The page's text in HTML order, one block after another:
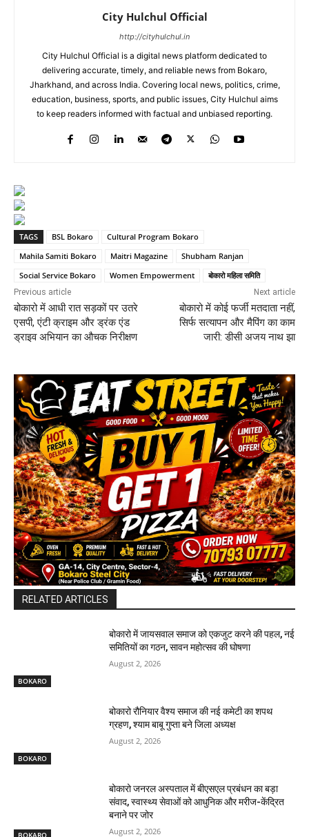
City Hulchul Official
http://cityhulchul.in
City Hulchul Official is a digital news platform dedicated to
delivering accurate, timely, and reliable news from Bokaro,
Jharkhand, and across India. Covering local news, politics, crime,
education, business, sports, and public issues, City Hulchul aims
to keep readers informed with factual and unbiased reporting.
TAGS BSL Bokaro
Cultural Program Bokaro
Mahila Samiti Bokaro
Maitri Magazine
Shubham Ranjan
Social Service Bokaro
Women Empowerment बोकारो महिला समिति
Previous article
बोकारो में आधी रात सड़कों पर उतरे
एसपी, एंटी क्राइम और ड्रंक एंड
ड्राइव अभियान का औचक निरीक्षण
Next article
बोकारो में कोई फर्जी मतदाता नहीं,
सिर्फ सत्यापन और मैपिंग का काम
जारी: डीसी अजय नाथ झा
RELATED ARTICLES
BOKARO
बोकारो में जायसवाल समाज को एकजुट करने की पहल, नई
समितियों का गठन, सावन महोत्सव की घोषणा
August 2, 2026
BOKARO
बोकारो रौनियार वैश्य समाज की नई कमेटी का शपथ
ग्रहण, श्याम बाबू गुप्ता बने जिला अध्यक्ष
August 2, 2026
बोकारो जनरल अस्पताल में बीएसएल प्रबंधन का बड़ा
संवाद, स्वास्थ्य सेवाओं को आधुनिक और मरीज-केंद्रित
बनाने पर जोर
August 2, 2026